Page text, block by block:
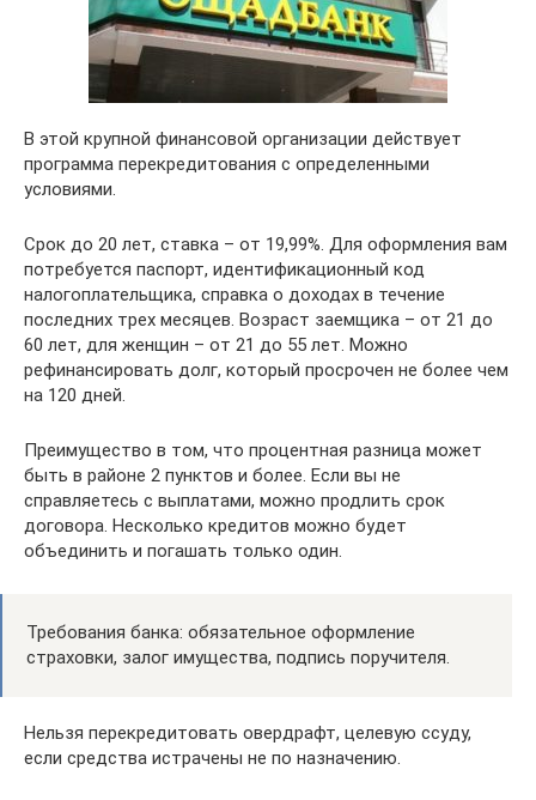
В этой крупной финансовой организации действует
программа перекредитования с определенными
условиями.
Срок до 20 лет, ставка – от 19,99%. Для оформления вам
потребуется паспорт, идентификационный код
налогоплательщика, справка о доходах в течение
последних трех месяцев. Возраст заемщика – от 21 до
60 лет, для женщин – от 21 до 55 лет. Можно
рефинансировать долг, который просрочен не более чем
на 120 дней.
Преимущество в том, что процентная разница может
быть в районе 2 пунктов и более. Если вы не
справляетесь с выплатами, можно продлить срок
договора. Несколько кредитов можно будет
объединить и погашать только один.
Требования банка: обязательное оформление
страховки, залог имущества, подпись поручителя.
Нельзя перекредитовать овердрафт, целевую ссуду,
если средства истрачены не по назначению.